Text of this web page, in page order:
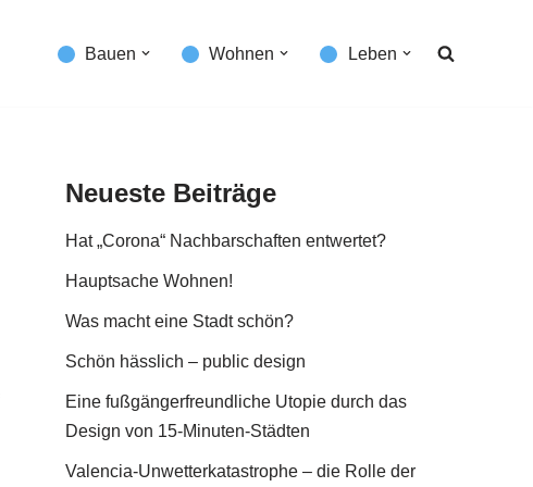
Bauen Wohnen Leben
Neueste Beiträge
Hat „Corona“ Nachbarschaften entwertet?
Hauptsache Wohnen!
Was macht eine Stadt schön?
Schön hässlich – public design
Eine fußgängerfreundliche Utopie durch das
Design von 15-Minuten-Städten
Valencia-Unwetterkatastrophe – die Rolle der